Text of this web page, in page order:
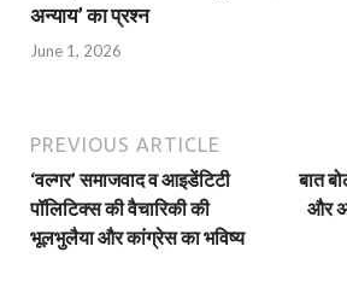
अन्याय’ का प्रश्न
June 1, 2026
PREVIOUS ARTICLE
‘वल्गर’ समाजवाद व आइडेंटिटी
पॉलिटिक्स की वैचारिकी की
भूलभुलैया और कांग्रेस का भविष्य
बात
और